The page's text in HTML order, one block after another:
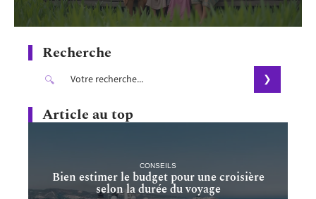
Recherche
Article au top
CONSEILS
Bien estimer le budget pour une croisière
selon la durée du voyage